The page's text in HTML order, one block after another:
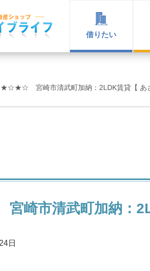
借りたい
★☆★☆ 宮崎市清武町加納：2LDK賃貸【
市清武町加納：
日